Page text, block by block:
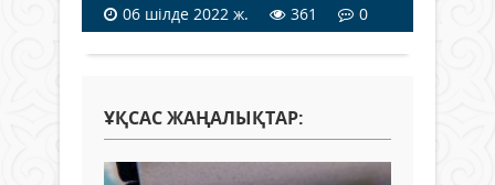
06 шілде 2022 ж.
361 0
ҰҚСАС ЖАҢАЛЫҚТАР: